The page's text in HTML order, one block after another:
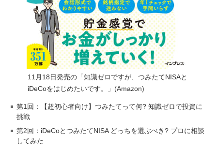
11月18日発売の「知識ゼロですが、つみたてNISAと
iDeCoをはじめたいです。」 (Amazon)
第1回：【超初心者向け】つみたてって何? 知識ゼロで投資に
挑戦
第2回：iDeCoとつみたてNISA どっちを選ぶべき? プロに相談
してみた